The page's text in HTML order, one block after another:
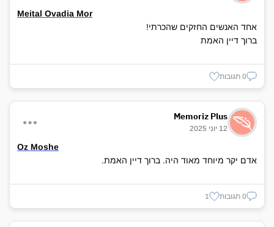
Meital Ovadia Mor
אחד האנשים החזקים שהכרתי!
ברוך דיין האמת
0 תגובות
Memoriz Plus
12 יוני 2025
Oz Moshe
אדם יקר מיוחד מאוד היה. ברוך דיין האמת.
0 תגובות 1